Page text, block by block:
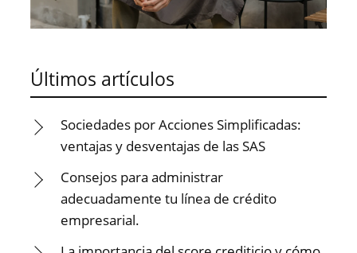
Últimos artículos
Sociedades por Acciones Simplificadas:
ventajas y desventajas de las SAS
Consejos para administrar
adecuadamente tu línea de crédito
empresarial.